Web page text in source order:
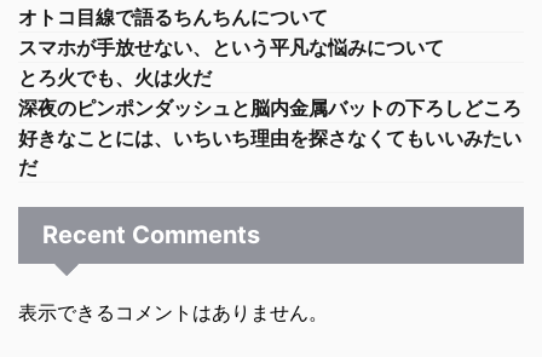
オトコ目線で語るちんちんについて
スマホが手放せない、という平凡な悩みについて
とろ火でも、火は火だ
深夜のピンポンダッシュと脳内金属バットの下ろしどころ
好きなことには、いちいち理由を探さなくてもいいみたい
だ
Recent Comments
表示できるコメントはありません。